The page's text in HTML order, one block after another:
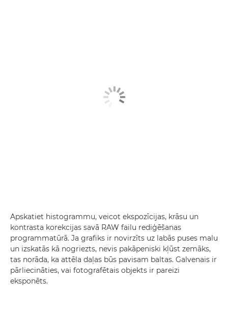
Apskatiet histogrammu, veicot ekspozīcijas, krāsu un
kontrasta korekcijas savā RAW failu rediģēšanas
programmatūrā. Ja grafiks ir novirzīts uz labās puses malu
un izskatās kā nogriezts, nevis pakāpeniski kļūst zemāks,
tas norāda, ka attēla daļas būs pavisam baltas. Galvenais ir
pārliecināties, vai fotografētais objekts ir pareizi
eksponēts.